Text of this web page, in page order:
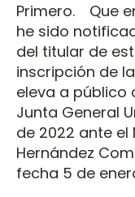
Primero. Que
he sido
del titular de
inscripción de
eleva a público
Junta General
de 2022 ante el
Hernández
fecha 5 de